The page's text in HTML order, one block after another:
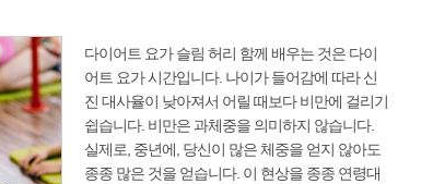
다이어트 요가 슬림 허리 함께 배우는 것은 다이
어트 요가 시간입니다. 나이가 들어감에 따라 신
진 대사율이 낮아져서 어릴 때보다 비만에 걸리기
쉽습니다. 비만은 과체중을 의미하지 않습니다.
실제로, 중년에, 당신이 많은 체중을 얻지 않아도
종종 많은 것을 얻습니다. 이 현상을 종종 연령대